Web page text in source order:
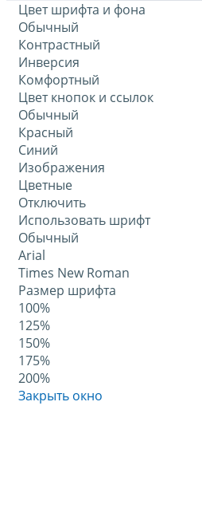
Цвет шрифта и фона
Обычный
Контрастный
Инверсия
Комфортный
Цвет кнопок и ссылок
Обычный
Красный
Синий
Изображения
Цветные
Отключить
Использовать шрифт
Обычный
Arial
Times New Roman
Размер шрифта
100%
125%
150%
175%
200%
Закрыть окно